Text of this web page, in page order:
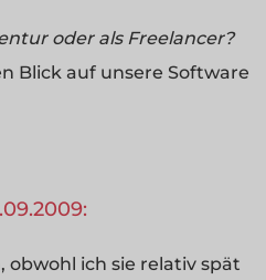
oder als Freelancer?
Blick auf unsere Software
obwohl ich sie relativ spät